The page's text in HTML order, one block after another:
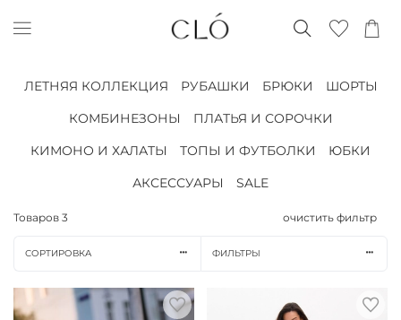
ЛЕТНЯЯ КОЛЛЕКЦИЯ РУБАШКИ БРЮКИ
ШОРТЫ
КОМБИНЕЗОНЫ
ПЛАТЬЯ И СОРОЧКИ
КИМОНО И ХАЛАТЫ
ТОПЫ И ФУТБОЛКИ
ЮБКИ
АКСЕССУАРЫ
SALE
Товаров 3 очистить фильтр
СОРТИРОВКА ФИЛЬТРЫ